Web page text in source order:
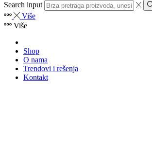
Search input
Više
Više
Shop
O nama
Trendovi i rešenja
Kontakt